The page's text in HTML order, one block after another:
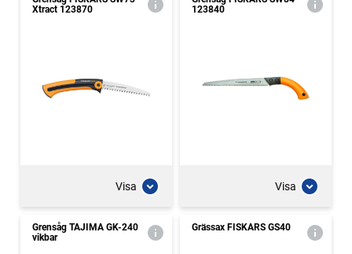
Xtract 123870
Visa
123840
Visa
Grensåg TAJIMA GK-240
vikbar
Grässax FISKARS GS40